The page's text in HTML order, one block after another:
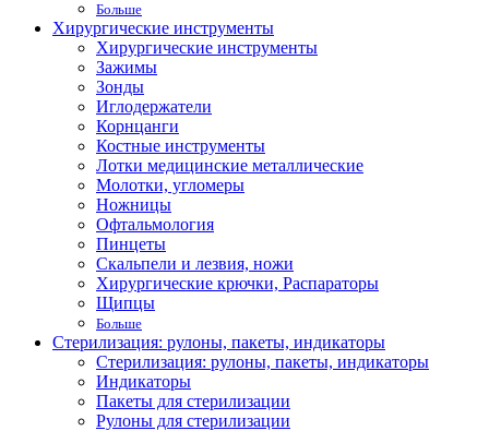
Больше
Хирургические инструменты
Хирургические инструменты
Зажимы
Зонды
Иглодержатели
Корнцанги
Костные инструменты
Лотки медицинские металлические
Молотки, угломеры
Ножницы
Офтальмология
Пинцеты
Скальпели и лезвия, ножи
Хирургические крючки, Распараторы
Щипцы
Больше
Стерилизация: рулоны, пакеты, индикаторы
Стерилизация: рулоны, пакеты, индикаторы
Индикаторы
Пакеты для стерилизации
Рулоны для стерилизации